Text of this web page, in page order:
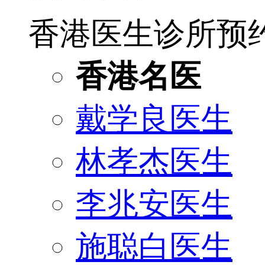
香港医生诊所预
香港名医
戴学良医生
林孝杰医生
李兆安医生
施聪白医生